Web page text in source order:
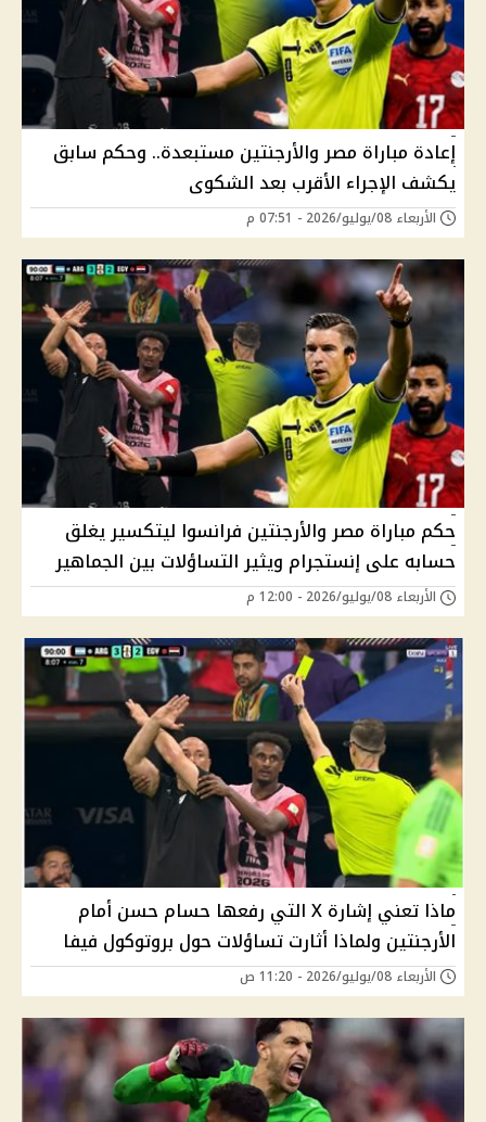
إعادة مباراة مصر والأرجنتين مستبعدة.. وحكم سابق
يكشف الإجراء الأقرب بعد الشكوى
الأربعاء 08/يوليو/2026 - 07:51 م
حكم مباراة مصر والأرجنتين فرانسوا ليتكسير يغلق
حسابه على إنستجرام ويثير التساؤلات بين الجماهير
الأربعاء 08/يوليو/2026 - 12:00 م
ماذا تعني إشارة X التي رفعها حسام حسن أمام
الأرجنتين ولماذا أثارت تساؤلات حول بروتوكول فيفا
الأربعاء 08/يوليو/2026 - 11:20 ص